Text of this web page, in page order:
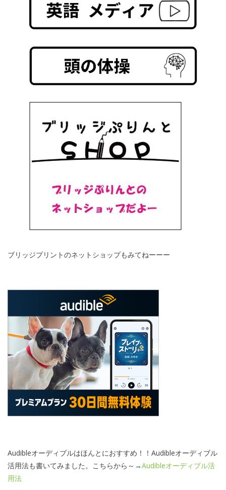
ブリッジプリントのネットショップもみてねーーー
Audibleオーディブルはほんとにおすすめ！！Audibleオーディブル
活用法も書いてみました。こちらから～→Audibleオーディブル活
用法